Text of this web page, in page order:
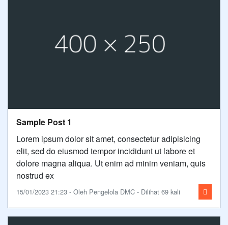
Sample Post 1
Lorem ipsum dolor sit amet, consectetur adipisicing
elit, sed do eiusmod tempor incididunt ut labore et
dolore magna aliqua. Ut enim ad minim veniam, quis
nostrud ex
15/01/2023 21:23 - Oleh Pengelola DMC - Dilihat 69 kali